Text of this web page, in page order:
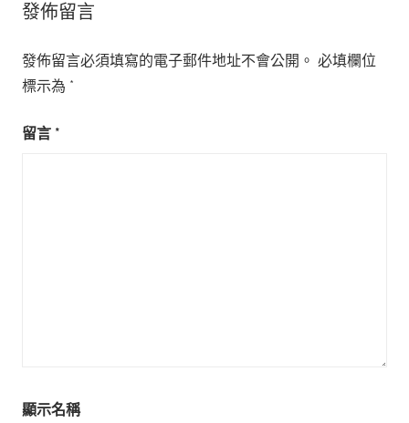
發佈留言
發佈留言必須填寫的電子郵件地址不會公開。 必填欄位
標示為 *
留言 *
顯示名稱